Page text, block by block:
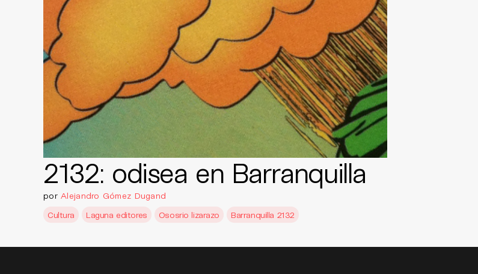
2132: odisea en Barranquilla
porAlejandro Gómez Dugand
Cultura
Laguna editores Ososrio lizarazo Barranquilla 2132